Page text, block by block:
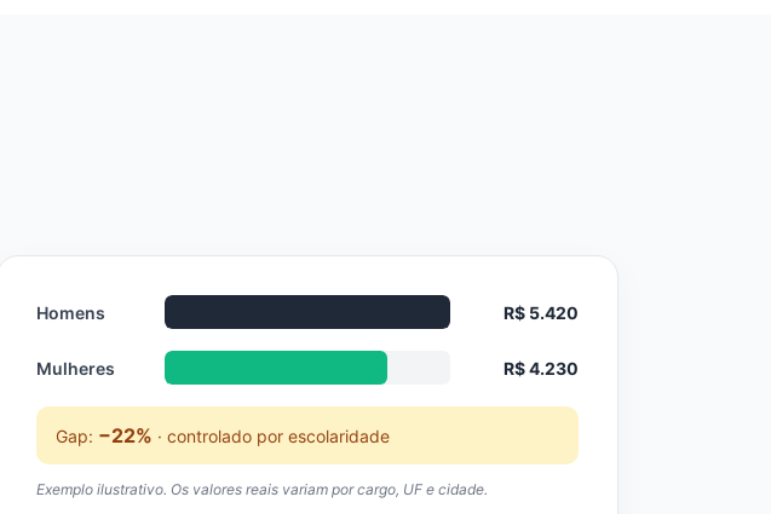
Homens R$ 5.420
Mulheres R$ 4.230
Gap: −22% · controlado por escolaridade
Exemplo ilustrativo. Os valores reais variam por cargo, UF e cidade.